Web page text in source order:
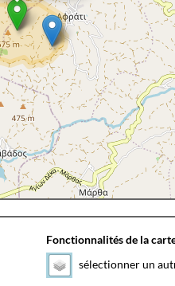
Fonctionnalités de la
sélectionner un